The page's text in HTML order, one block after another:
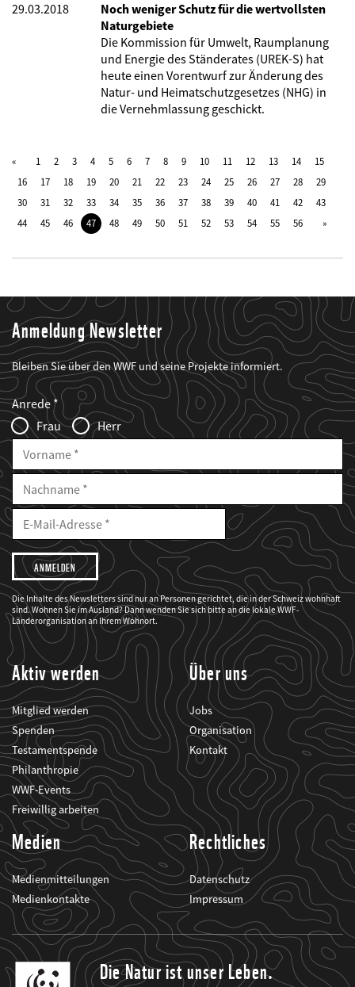
29.03.2018
Noch weniger Schutz für die wertvollsten
Naturgebiete
Die Kommission für Umwelt, Raumplanung
und Energie des Ständerates (UREK-S) hat
heute einen Vorentwurf zur Änderung des
Natur- und Heimatschutzgesetzes (NHG) in
die Vernehmlassung geschickt.
1 2 3 4 5 6 7 8 9 10 11 12 13 14
15
16
17 18 19 20 21 22 23 24 25 26 27 28
29
30
31 32 33 34 35 36 37 38 39 40 41 42
43
44
45 46 47 48 49 50 51 52 53 54 55 56
Anmeldung Newsletter
Bleiben Sie über den WWF und seine Projekte informiert.
Web2Case
Infofelder
Fieldset
anrede_name
Anrede
Frau
Herr
Vorname
Nachname
E-
Mailadresse
E-
Adresse
Ich
möchte,
dass
der
WWF
mich
über
seine
Projekte
informiert.
Die Inhalte des Newsletters sind nur an Personen gerichtet, die in der Schweiz wohnhaft
sind. Wohnen Sie im Ausland? Dann wenden Sie sich bitte an die lokale WWF-
Länderorganisation an Ihrem Wohnort.
Aktiv werden
Mitglied werden
Spenden
Testamentspende
Philanthropie
WWF-Events
Freiwillig arbeiten
Über uns
Jobs
Organisation
Kontakt
Medien
Medienmitteilungen
Medienkontakte
Rechtliches
Datenschutz
Impressum
Die Natur ist unser Leben.